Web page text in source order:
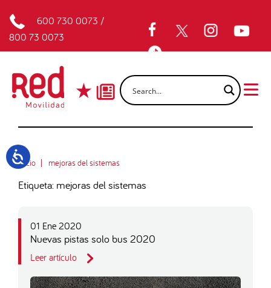
600 730 0073 /
800 73 0073
Inicio mejoras del sistemas
Etiqueta: mejoras del sistemas
01 Ene 2020
Nuevas pistas solo bus 2020
Leer artículo